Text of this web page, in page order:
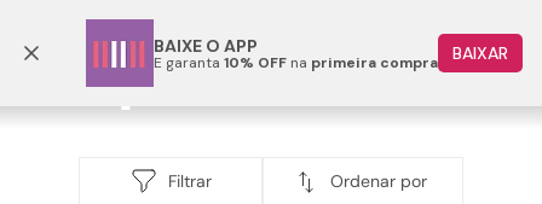
BAIXE O APP
E garanta 10% OFF na primeira compra BAIXAR
Acessórios Filtrar
Ordenar por